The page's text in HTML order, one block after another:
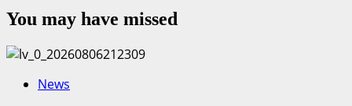
You may have missed
News